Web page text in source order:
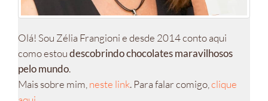
Olá! Sou Zélia Frangioni e desde 2014 conto aqui
como estoudescobrindo chocolates maravilhosos
pelo mundo.
Mais sobre mim, neste link. Para falar comigo, clique